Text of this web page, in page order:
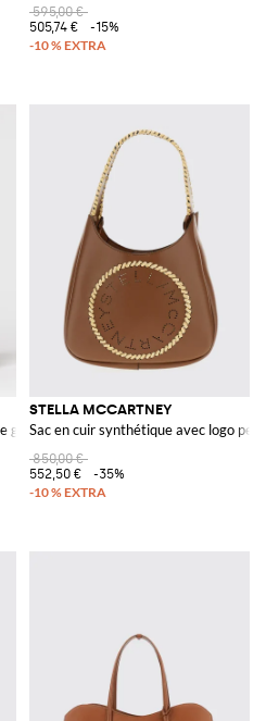
595,00 €
505,74 €
-15%
grainé
STELLA MCCARTNEY
Sac en cuir synthétique avec logo
850,00 €
552,50 €
-35%